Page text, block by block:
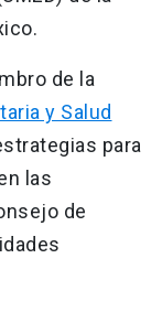
de la
y Salud
para
las
de